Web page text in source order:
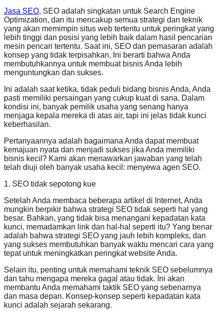
Jasa SEO, SEO adalah singkatan untuk Search Engine
Optimization, dan itu mencakup semua strategi dan teknik
yang akan memimpin situs web tertentu untuk peringkat yang
lebih tinggi dan posisi yang lebih baik dalam hasil pencarian
mesin pencari tertentu. Saat ini, SEO dan pemasaran adalah
konsep yang tidak terpisahkan. Ini berarti bahwa Anda
membutuhkannya untuk membuat bisnis Anda lebih
menguntungkan dan sukses.
Ini adalah saat ketika, tidak peduli bidang bisnis Anda, Anda
pasti memiliki persaingan yang cukup kuat di sana. Dalam
kondisi ini, banyak pemilik usaha yang senang hanya
menjaga kepala mereka di atas air, tapi ini jelas tidak kunci
keberhasilan.
Pertanyaannya adalah bagaimana Anda dapat membuat
kemajuan nyata dan menjadi sukses jika Anda memiliki
bisnis kecil? Kami akan menawarkan jawaban yang telah
telah diuji oleh banyak usaha kecil: menyewa agen SEO.
1. SEO tidak sepotong kue
Setelah Anda membaca beberapa artikel di Internet, Anda
mungkin berpikir bahwa strategi SEO tidak seperti hal yang
besar. Bahkan, yang tidak bisa menangani kepadatan kata
kunci, memadamkan link dan hal-hal seperti itu? Yang benar
adalah bahwa strategi SEO yang jauh lebih kompleks, dan
yang sukses membutuhkan banyak waktu mencari cara yang
tepat untuk meningkatkan peringkat website Anda.
Selain itu, penting untuk memahami teknik SEO sebelumnya
dan tahu mengapa mereka gagal atau tidak. Ini akan
membantu Anda memahami taktik SEO yang sebenarnya
dan masa depan. Konsep-konsep seperti kepadatan kata
kunci adalah sejarah sekarang.